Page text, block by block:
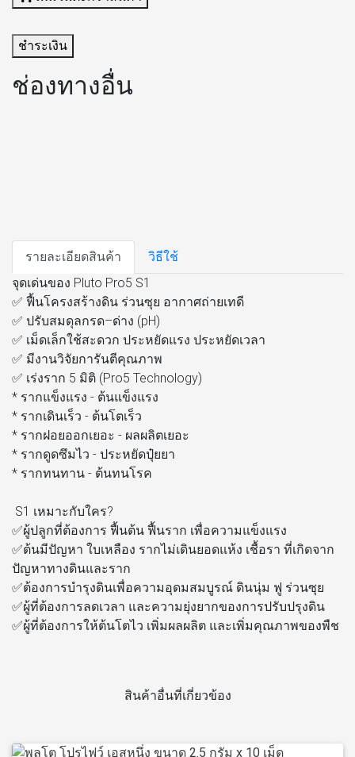
ชำระเงิน
ช่องทางอื่น
รายละเอียดสินค้า
วิธีใช้
จุดเด่นของ Pluto Pro5 S1
✅ ฟื้นโครงสร้างดิน ร่วนซุย อากาศถ่ายเทดี
✅ ปรับสมดุลกรด–ด่าง (pH)
✅ เม็ดเล็กใช้สะดวก ประหยัดแรง ประหยัดเวลา
✅ มีงานวิจัยการันตีคุณภาพ
✅ เร่งราก 5 มิติ (Pro5 Technology)
* รากแข็งแรง - ต้นแข็งแรง
* รากเดินเร็ว - ต้นโตเร็ว
* รากฝอยออกเยอะ - ผลผลิตเยอะ
* รากดูดซึมไว - ประหยัดปุ๋ยยา
* รากทนทาน - ต้นทนโรค
S1 เหมาะกับใคร?
✅ผู้ปลูกที่ต้องการ ฟื้นต้น ฟื้นราก เพื่อความแข็งแรง
✅ต้นมีปัญหา ใบเหลือง รากไม่เดินยอดแห้ง เชื้อรา ที่เกิดจาก
ปัญหาทางดินและราก
✅ต้องการบำรุงดินเพื่อความอุดมสมบูรณ์ ดินนุ่ม ฟู ร่วนซุย
✅ผู้ที่ต้องการลดเวลา และความยุ่งยากของการปรับปรุงดิน
✅ผู้ที่ต้องการให้ต้นโตไว เพิ่มผลผลิต และเพิ่มคุณภาพของพืช
สินค้าอื่นที่เกี่ยวข้อง